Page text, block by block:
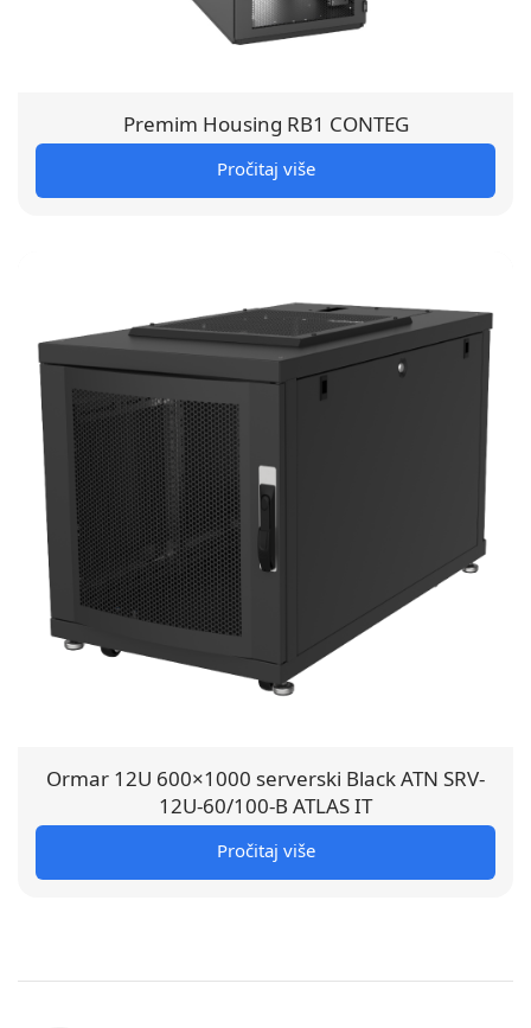
Premim Housing RB1 CONTEG
Pročitaj više
Ormar 12U 600×1000 serverski Black ATN SRV-
12U-60/100-B ATLAS IT
Pročitaj više